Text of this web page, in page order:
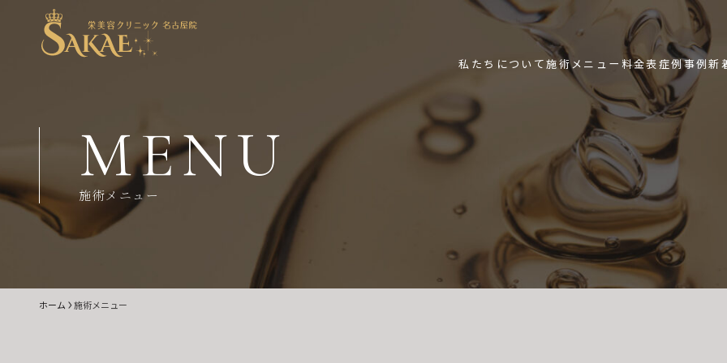
私たちについて施術メニュー 料金表症例事例新
施術メニュー
MENU
ホーム 施術メニュー